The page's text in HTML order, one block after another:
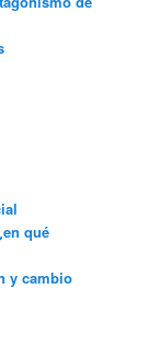
qué
y cambio